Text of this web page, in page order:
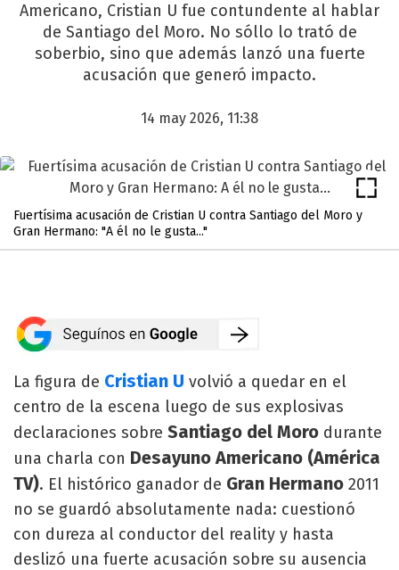
Americano, Cristian U fue contundente al hablar
de Santiago del Moro. No sóllo lo trató de
soberbio, sino que además lanzó una fuerte
acusación que generó impacto.
14 may 2026, 11:38
Fuertísima acusación de Cristian U contra Santiago del Moro y
Gran Hermano: "A él no le gusta..."
La figura de Cristian U volvió a quedar en el
centro de la escena luego de sus explosivas
declaraciones sobre Santiago del Moro durante
una charla con Desayuno Americano (América
TV). El histórico ganador de Gran Hermano 2011
no se guardó absolutamente nada: cuestionó
con dureza al conductor del reality y hasta
deslizó una fuerte acusación sobre su ausencia